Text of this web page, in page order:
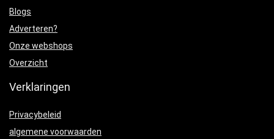
Blogs
Adverteren?
Onze webshops
Overzicht
Verklaringen
Privacybeleid
algemene voorwaarden